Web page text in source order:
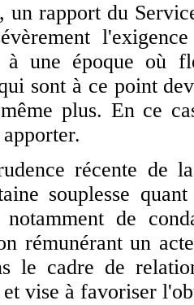
un rapport du
à une époque où
sont à ce point
plus. En ce
récente de
souplesse
notamment de
rémunérant un
le cadre de
vise à favoriser